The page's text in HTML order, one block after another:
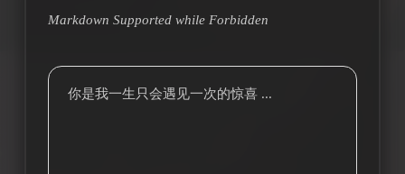
Markdown Supported while Forbidden
你是我一生只会遇见一次的惊喜 ...